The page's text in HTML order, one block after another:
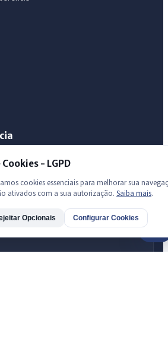
Transparência Pública
ATRICON/PNTP
Atricon
- LGPD
cookies essenciais para melhorar sua
ativados com a sua autorização. Saiba mais.
Opcionais Configurar Cookies